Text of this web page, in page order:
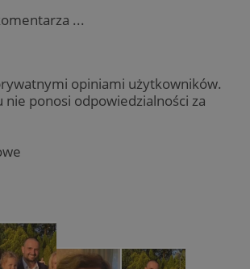
...
opiniami użytkowników.
nie ponosi odpowiedzialności za